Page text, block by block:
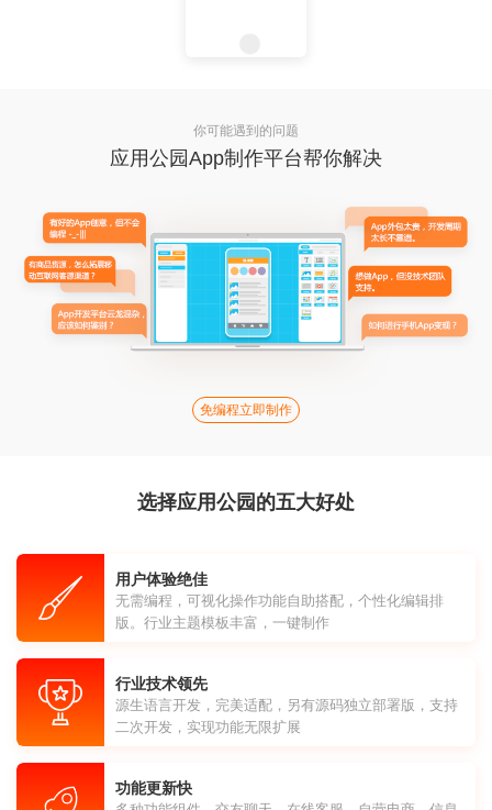
你可能遇到的问题
应用公园App制作平台帮你解决
免编程立即制作
选择应用公园的五大好处
用户体验绝佳
无需编程，可视化操作功能自助搭配，个性化编辑排
版。行业主题模板丰富，一键制作
行业技术领先
源生语言开发，完美适配，另有源码独立部署版，支持
二次开发，实现功能无限扩展
功能更新快